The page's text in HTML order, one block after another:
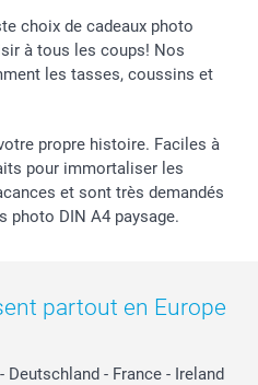
choix de cadeaux photo
à tous les coups! Nos
les tasses, coussins et
propre histoire. Faciles à
pour immortaliser les
et sont très demandés
photo DIN A4 paysage.
partout en Europe
- Deutschland - France - Ireland